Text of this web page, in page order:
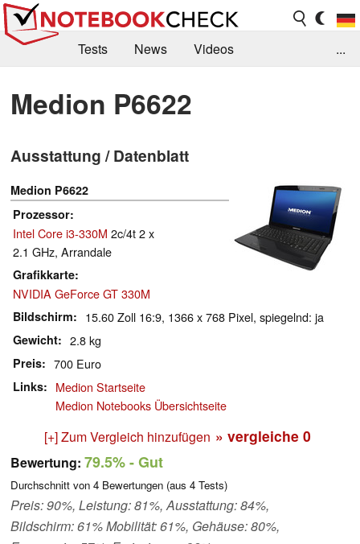
Tests News
Videos
Kaufberatung
Deals Suche
Forum
...
Medion P6622
Ausstattung / Datenblatt
Medion P6622
Prozessor
Intel Core i3-330M 2c/4t 2 x
2.1 GHz, Arrandale
Grafikkarte
NVIDIA GeForce GT 330M
Bildschirm 15.60 Zoll 16:9, 1366 x 768 Pixel, spiegelnd: ja
Gewicht 2.8 kg
Preis 700 Euro
Links
Medion Startseite
Medion Notebooks Übersichtseite
[+] Zum Vergleich hinzufügen » vergleiche 0
Bewertung: 79.5%- Gut
Durchschnitt von 4 Bewertungen (aus 4 Tests)
Preis: 90%, Leistung: 81%, Ausstattung: 84%,
Bildschirm: 61% Mobilität: 61%, Gehäuse: 80%,